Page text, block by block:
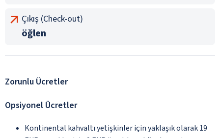
Çıkış (Check-out)
öğlen
Zorunlu Ücretler
Opsiyonel Ücretler
Kontinental kahvaltı yetişkinler için yaklaşık olarak 19